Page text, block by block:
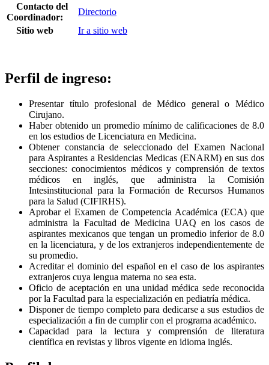
Contacto del
Coordinador:
Directorio
Sitio web
Ir a sitio web
Perfil de ingreso:
Presentar título profesional de Médico general o Médico
Cirujano.
Haber obtenido un promedio mínimo de calificaciones de 8.0
en los estudios de Licenciatura en Medicina.
Obtener constancia de seleccionado del Examen Nacional
para Aspirantes a Residencias Medicas (ENARM) en sus dos
secciones: conocimientos médicos y comprensión de textos
médicos en inglés, que administra la Comisión
Intesinstitucional para la Formación de Recursos Humanos
para la Salud (CIFIRHS).
Aprobar el Examen de Competencia Académica (ECA) que
administra la Facultad de Medicina UAQ en los casos de
aspirantes mexicanos que tengan un promedio inferior de 8.0
en la licenciatura, y de los extranjeros independientemente de
su promedio.
Acreditar el dominio del español en el caso de los aspirantes
extranjeros cuya lengua materna no sea esta.
Oficio de aceptación en una unidad médica sede reconocida
por la Facultad para la especialización en pediatría médica.
Disponer de tiempo completo para dedicarse a sus estudios de
especialización a fin de cumplir con el programa académico.
Capacidad para la lectura y comprensión de literatura
científica en revistas y libros vigente en idioma inglés.